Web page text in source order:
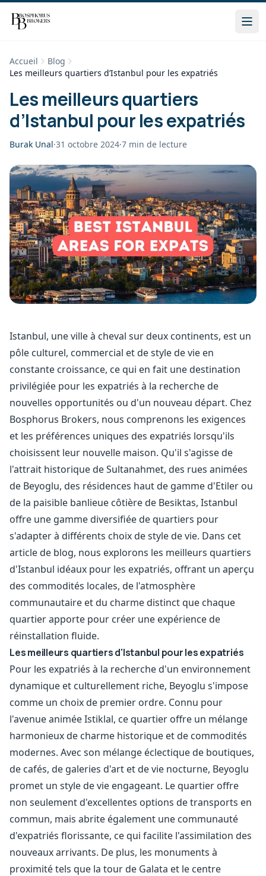
Accueil
Blog
Les meilleurs quartiers d’Istanbul pour les expatriés
Les meilleurs quartiers
d’Istanbul pour les expatriés
Burak Unal·31 octobre 2024·7 min de lecture
Istanbul, une ville à cheval sur deux continents, est un
pôle culturel, commercial et de style de vie en
constante croissance, ce qui en fait une destination
privilégiée pour les expatriés à la recherche de
nouvelles opportunités ou d'un nouveau départ. Chez
Bosphorus Brokers, nous comprenons les exigences
et les préférences uniques des expatriés lorsqu'ils
choisissent leur nouvelle maison. Qu'il s'agisse de
l'attrait historique de Sultanahmet, des rues animées
de Beyoglu, des résidences haut de gamme d'Etiler ou
de la paisible banlieue côtière de Besiktas, Istanbul
offre une gamme diversifiée de quartiers pour
s'adapter à différents choix de style de vie. Dans cet
article de blog, nous explorons les meilleurs quartiers
d'Istanbul idéaux pour les expatriés, offrant un aperçu
des commodités locales, de l'atmosphère
communautaire et du charme distinct que chaque
quartier apporte pour créer une expérience de
réinstallation fluide.
Les meilleurs quartiers d'Istanbul pour les expatriés
Pour les expatriés à la recherche d'un environnement
dynamique et culturellement riche, Beyoglu s'impose
comme un choix de premier ordre. Connu pour
l'avenue animée Istiklal, ce quartier offre un mélange
harmonieux de charme historique et de commodités
modernes. Avec son mélange éclectique de boutiques,
de cafés, de galeries d'art et de vie nocturne, Beyoglu
promet un style de vie engageant. Le quartier offre
non seulement d'excellentes options de transports en
commun, mais abrite également une communauté
d'expatriés florissante, ce qui facilite l'assimilation des
nouveaux arrivants. De plus, les monuments à
proximité tels que la tour de Galata et le centre